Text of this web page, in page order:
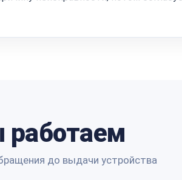
до выдачи устройства